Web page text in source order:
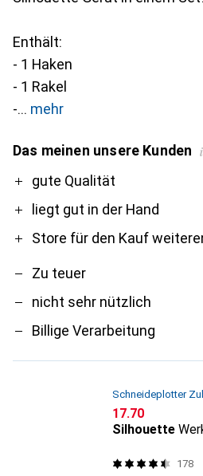
Enthält:
- 1 Haken
- 1 Rakel
-
mehr
Das meinen unsere Kunden i
Progute Qualität
liegt gut in der Hand
Store für den Kauf
Contra
Zu teuer
nicht sehr nützlich
Billige Verarbeitung
Schneideplotter
CHF
17.70
Silhouette
178